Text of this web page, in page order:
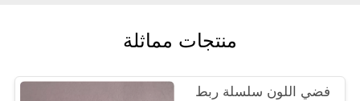
منتجات مماثلة
فضي اللون سلسلة ربط